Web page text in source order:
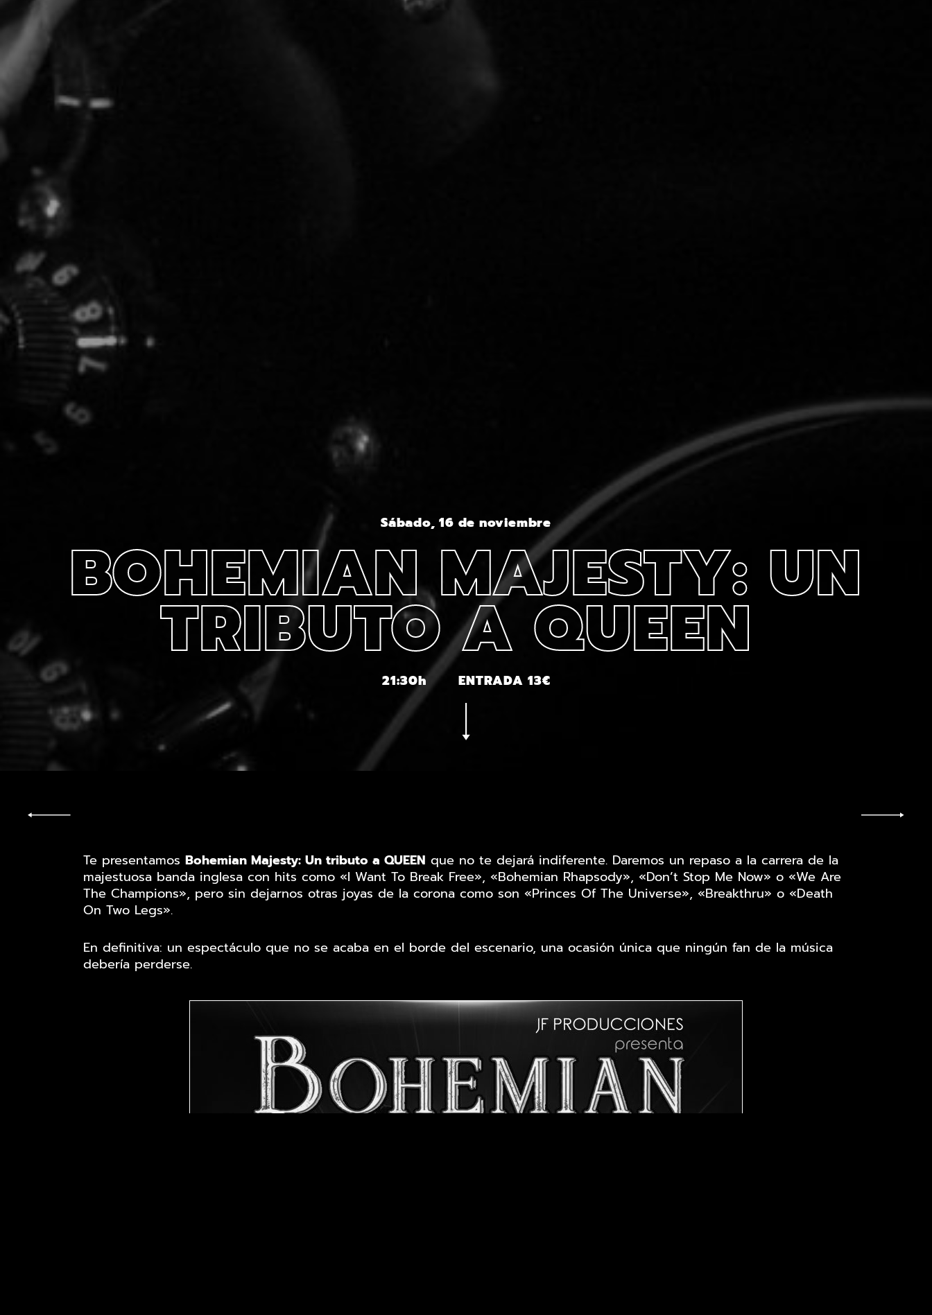
Sábado, 16 de noviembre
BOHEMIAN MAJESTY: UN
TRIBUTO A QUEEN
21:30h ENTRADA 13€
Te presentamos Bohemian Majesty: Un tributo a QUEEN que no te dejará indiferente. Daremos un repaso a la carrera de la
majestuosa banda inglesa con hits como «I Want To Break Free», «Bohemian Rhapsody», «Don’t Stop Me Now» o «We Are
The Champions», pero sin dejarnos otras joyas de la corona como son «Princes Of The Universe», «Breakthru» o «Death
On Two Legs».
En definitiva: un espectáculo que no se acaba en el borde del escenario, una ocasión única que ningún fan de la música
debería perderse.